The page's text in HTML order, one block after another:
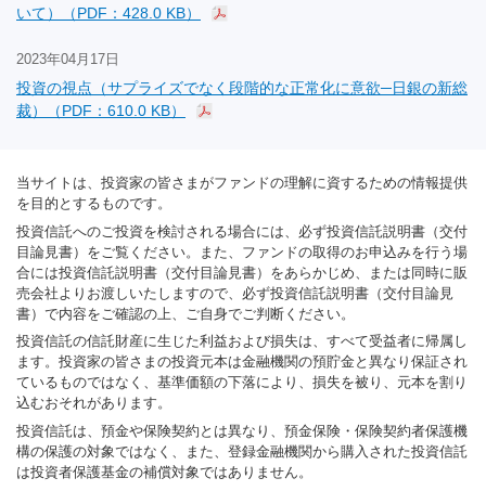
いて）（PDF：428.0 KB）
2023年04月17日
投資の視点（サプライズでなく段階的な正常化に意欲─日銀の新総
裁）（PDF：610.0 KB）
当サイトは、投資家の皆さまがファンドの理解に資するための情報提供
を目的とするものです。
投資信託へのご投資を検討される場合には、必ず投資信託説明書（交付
目論見書）をご覧ください。また、ファンドの取得のお申込みを行う場
合には投資信託説明書（交付目論見書）をあらかじめ、または同時に販
売会社よりお渡しいたしますので、必ず投資信託説明書（交付目論見
書）で内容をご確認の上、ご自身でご判断ください。
投資信託の信託財産に生じた利益および損失は、すべて受益者に帰属し
ます。投資家の皆さまの投資元本は金融機関の預貯金と異なり保証され
ているものではなく、基準価額の下落により、損失を被り、元本を割り
込むおそれがあります。
投資信託は、預金や保険契約とは異なり、預金保険・保険契約者保護機
構の保護の対象ではなく、また、登録金融機関から購入された投資信託
は投資者保護基金の補償対象ではありません。